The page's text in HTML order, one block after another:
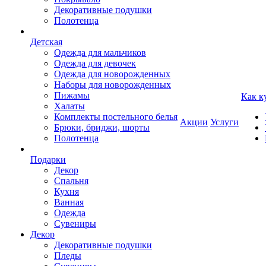
Декоративные подушки
Полотенца
Детская
Одежда для мальчиков
Одежда для девочек
Одежда для новорожденных
Наборы для новорожденных
Пижамы
Халаты
Комплекты постельного белья
Брюки, бриджи, шорты
Полотенца
Подарки
Декор
Спальня
Кухня
Ванная
Одежда
Сувениры
Декор
Декоративные подушки
Пледы
Акции Услуги
Как